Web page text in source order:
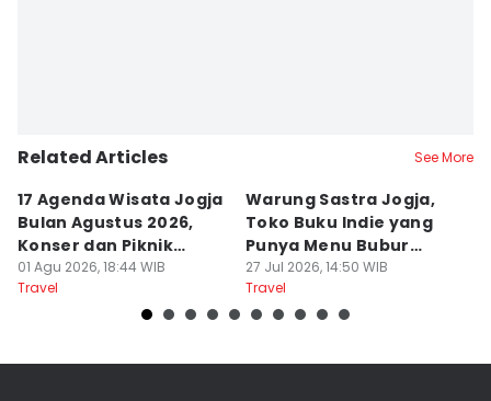
Related Articles See More
17 Agenda Wisata Jogja
Bulan Agustus 2026,
Konser dan Piknik
Literasi
01 Agu 2026, 18:44 WIB
Travel
Warung Sastra Jogja,
Toko Buku Indie yang
Punya Menu Bubur
Manado
27 Jul 2026, 14:50 WIB
Travel